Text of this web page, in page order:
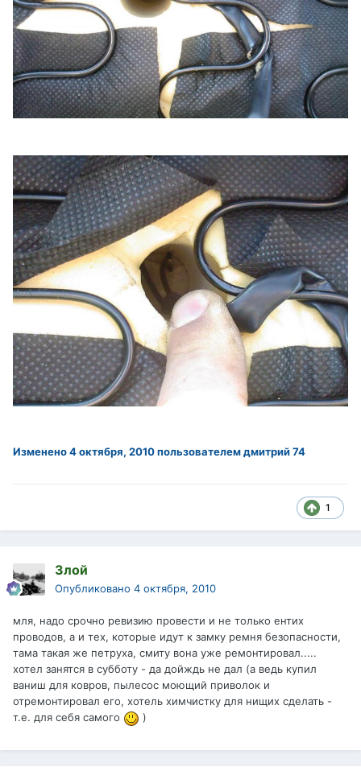
Изменено4 октября, 2010пользователем дмитрий 74
1
Злой
Опубликовано 4 октября, 2010
мля, надо срочно ревизию провести и не только ентих
проводов, а и тех, которые идут к замку ремня безопасности,
тама такая же петруха, смиту вона уже ремонтировал.....
хотел занятся в субботу - да дойждь не дал (а ведь купил
ваниш для ковров, пылесос моющий приволок и
отремонтировал его, хотель химчистку для нищих сделать -
т.е. для себя самого
)